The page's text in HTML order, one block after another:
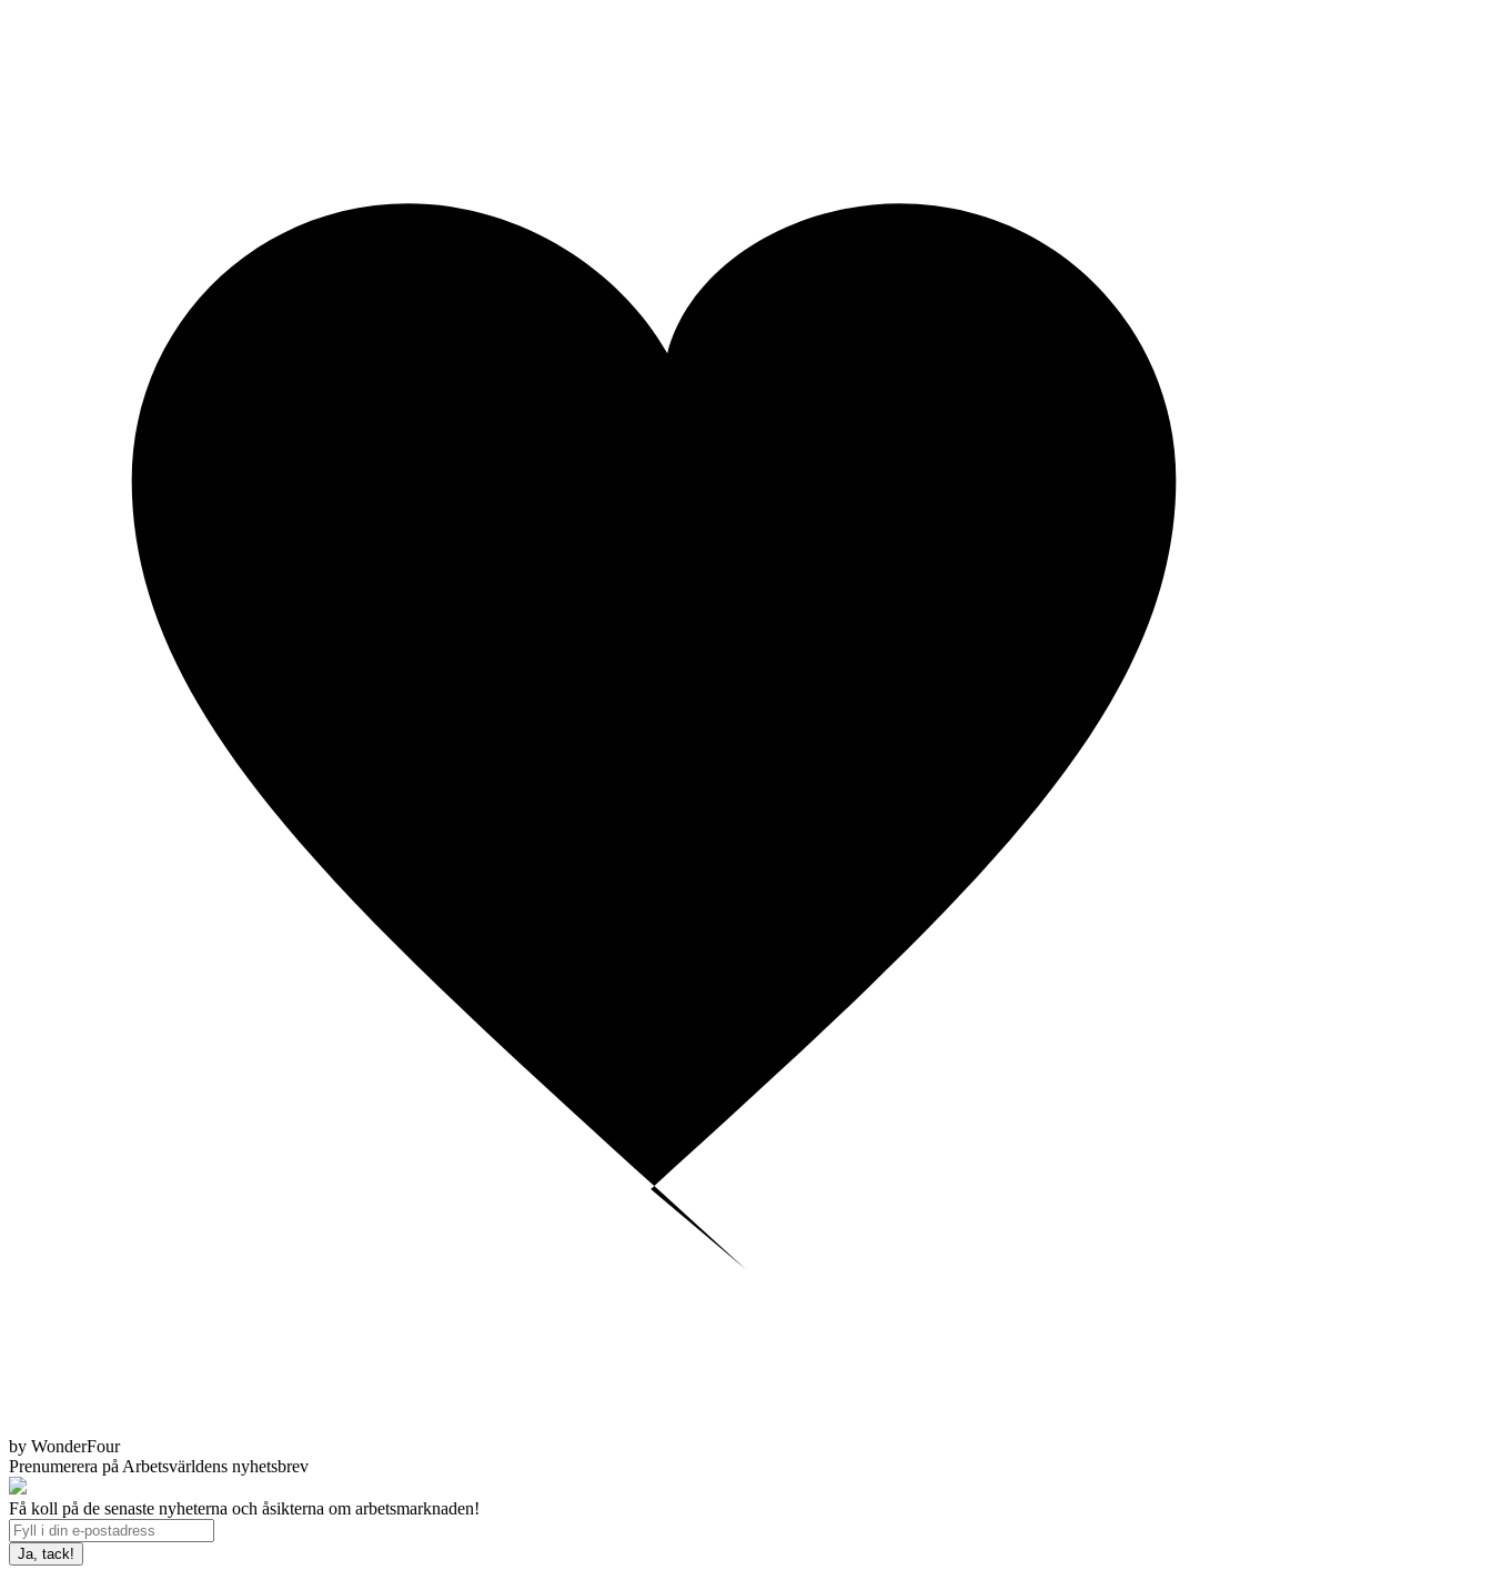
by WonderFour
Prenumerera på Arbetsvärldens nyhetsbrev
Få koll på de senaste nyheterna och åsikterna om arbetsmarknaden!